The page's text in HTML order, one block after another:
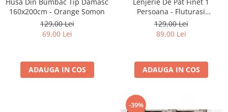
160x200cm - Orange Somon
129,00 Lei
69,00 Lei
ADAUGA IN COS
Persoana - Fluturasi
Multicolori
129,00 Lei
89,00 Lei
ADAUGA IN COS
-39%